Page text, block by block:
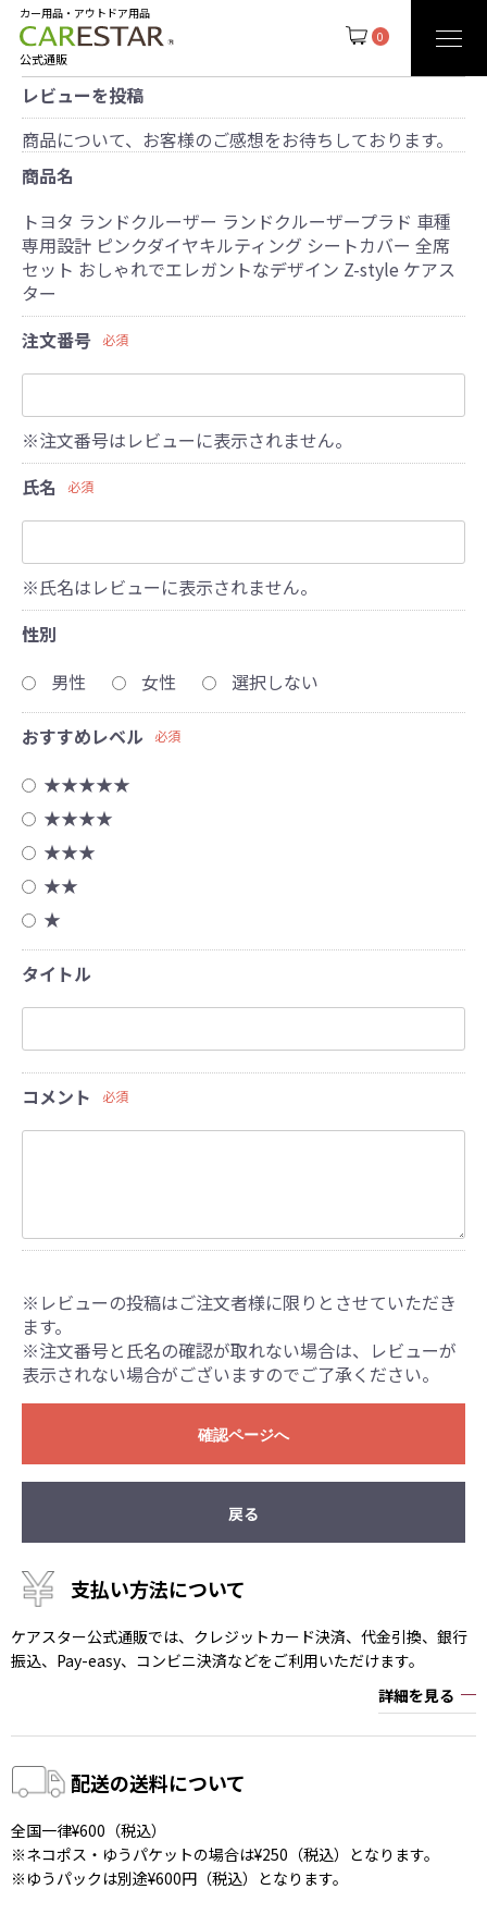
0
カー用品・アウトドア用品
公式通販
レビューを投稿
商品について、お客様のご感想をお待ちしております。
商品名
トヨタ ランドクルーザー ランドクルーザープラド 車種
専用設計 ピンクダイヤキルティング シートカバー 全席
セット おしゃれでエレガントなデザイン Z-style ケアス
ター
注文番号
必須
※注文番号はレビューに表示されません。
氏名
必須
※氏名はレビューに表示されません。
性別
男性
女性 選択しない
おすすめレベル 必須
★★★★★
★★★★
★★★
★★
★
タイトル
コメント 必須
※レビューの投稿はご注文者様に限りとさせていただき
ます。
※注文番号と氏名の確認が取れない場合は、レビューが
表示されない場合がございますのでご了承ください。
確認ページへ
戻る
支払い方法について
ケアスター公式通販では、クレジットカード決済、代金引換、銀行
振込、Pay-easy、コンビニ決済などをご利用いただけます。
詳細を見る
配送の送料について
全国一律¥600（税込）
※ネコポス・ゆうパケットの場合は¥250（税込）となります。
※ゆうパックは別途¥600円（税込）となります。